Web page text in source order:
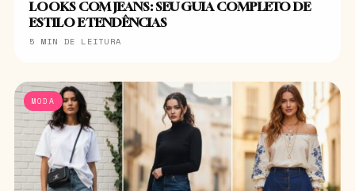
LOOKS COM JEANS: SEU GUIA COMPLETO DE
ESTILO E TENDÊNCIAS
5 MIN DE LEITURA
MODA